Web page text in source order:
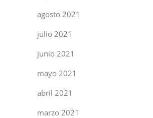
agosto 2021
julio 2021
junio 2021
mayo 2021
abril 2021
marzo 2021